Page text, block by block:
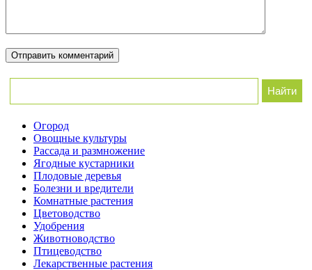
Огород
Овощные культуры
Рассада и размножение
Ягодные кустарники
Плодовые деревья
Болезни и вредители
Комнатные растения
Цветоводство
Удобрения
Животноводство
Птицеводство
Лекарственные растения